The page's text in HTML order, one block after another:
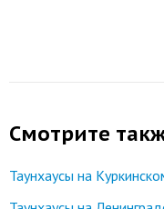
Смотрите
Таунхаусы на